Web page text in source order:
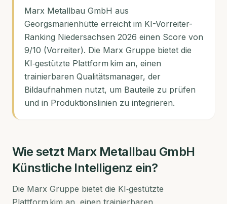
Marx Metallbau GmbH aus
Georgsmarienhütte erreicht im KI-Vorreiter-
Ranking Niedersachsen 2026 einen Score von
9/10 (Vorreiter). Die Marx Gruppe bietet die
KI‑gestützte Plattform kim an, einen
trainierbaren Qualitätsmanager, der
Bildaufnahmen nutzt, um Bauteile zu prüfen
und in Produktionslinien zu integrieren.
Wie setzt Marx Metallbau GmbH
Künstliche Intelligenz ein?
Die Marx Gruppe bietet die KI‑gestützte
Plattform kim an, einen trainierbaren